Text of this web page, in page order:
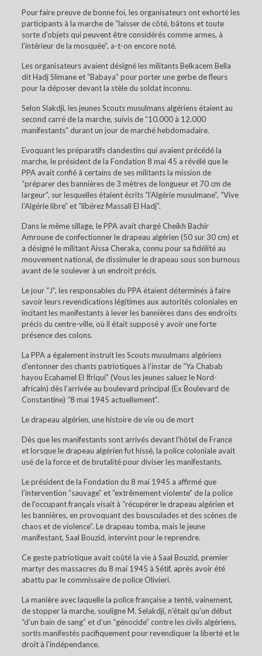
Pour faire preuve de bonne foi, les organisateurs ont exhorté les
participants à la marche de “laisser de côté, bâtons et toute
sorte d’objets qui peuvent être considérés comme armes, à
l’intérieur de la mosquée”, a-t-on encore noté.
Les organisateurs avaient désigné les militants Belkacem Bella
dit Hadj Slimane et “Babaya” pour porter une gerbe de fleurs
pour la déposer devant la stèle du soldat inconnu.
Selon Slakdji, les jeunes Scouts musulmans algériens étaient au
second carré de la marche, suivis de “10.000 à 12.000
manifestants” durant un jour de marché hebdomadaire.
Evoquant les préparatifs clandestins qui avaient précédé la
marche, le président de la Fondation 8 mai 45 a révélé que le
PPA avait confié à certains de ses militants la mission de
“préparer des bannières de 3 mètres de longueur et 70 cm de
largeur”, sur lesquelles étaient écrits “l’Algérie musulmane”, “Vive
l’Algérie libre” et “libérez Massali El Hadj”.
Dans le même sillage, le PPA avait chargé Cheikh Bachir
Amroune de confectionner le drapeau algérien (50 sur 30 cm) et
a désigné le militant Aissa Cheraka, connu pour sa fidélité au
mouvement national, de dissimuler le drapeau sous son burnous
avant de le soulever à un endroit précis.
Le jour “J”, les responsables du PPA étaient déterminés à faire
savoir leurs revendications légitimes aux autorités coloniales en
incitant les manifestants à lever les bannières dans des endroits
précis du centre-ville, où il était supposé y avoir une forte
présence des colons.
La PPA a également instruit les Scouts musulmans algériens
d’entonner des chants patriotiques à l’instar de “Ya Chabab
hayou Ecahamel El Ifriqui” (Vous les jeunes saluez le Nord-
africain) dès l’arrivée au boulevard principal (Ex Boulevard de
Constantine) “8 mai 1945 actuellement”.
Le drapeau algérien, une histoire de vie ou de mort
Dès que les manifestants sont arrivés devant l’hôtel de France
et lorsque le drapeau algérien fut hissé, la police coloniale avait
usé de la force et de brutalité pour diviser les manifestants.
Le président de la Fondation du 8 mai 1945 a affirmé que
l’intervention “sauvage” et “extrêmement violente” de la police
de l’occupant français visait à “récupérer le drapeau algérien et
les bannières, en provoquant des bousculades et des scènes de
chaos et de violence”. Le drapeau tomba, mais le jeune
manifestant, Saal Bouzid, intervint pour le reprendre.
Ce geste patriotique avait coûté la vie à Saal Bouzid, premier
martyr des massacres du 8 mai 1945 à Sétif, après avoir été
abattu par le commissaire de police Olivieri.
La manière avec laquelle la police française a tenté, vainement,
de stopper la marche, souligne M. Selakdji, n’était qu’un début
“d’un bain de sang” et d’un “génocide” contre les civils algériens,
sortis manifestés pacifiquement pour revendiquer la liberté et le
droit à l’indépendance.